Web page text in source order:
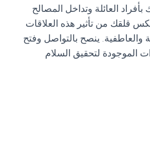
العائلة وتداخل المصالح
قلقك من تأثير هذه العلاقات
ينصح بالتواصل وفتح
الموجودة لتحقيق السلام